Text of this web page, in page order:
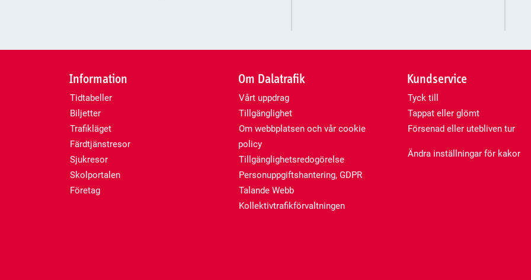
Information
Tidtabeller
Biljetter
Trafikläget
Färdtjänstresor
Sjukresor
Skolportalen
Företag
Om Dalatrafik
Vårt uppdrag
Tillgänglighet
Om webbplatsen och vår cookie
policy
Tillgänglighetsredogörelse
Personuppgiftshantering, GDPR
Talande Webb
Kollektivtrafikförvaltningen
Kundservice
Tyck till
Tappat eller glömt
Försenad eller utebliven tur
Ändra inställningar för kakor